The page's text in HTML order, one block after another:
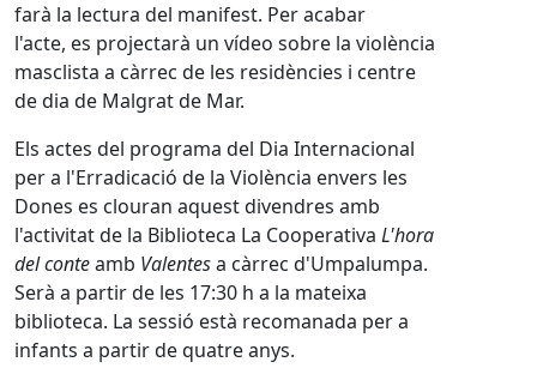
farà la lectura del manifest. Per acabar
l'acte, es projectarà un vídeo sobre la violència
masclista a càrrec de les residències i centre
de dia de Malgrat de Mar.
Els actes del programa del Dia Internacional
per a l'Erradicació de la Violència envers les
Dones es clouran aquest divendres amb
l'activitat de la Biblioteca La Cooperativa L'hora
del conteamb Valentesa càrrec d'Umpalumpa.
Serà a partir de les 17:30 h a la mateixa
biblioteca. La sessió està recomanada per a
infants a partir de quatre anys.